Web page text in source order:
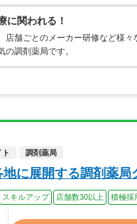
に関われる！
舗ごとのメーカー研修など様々
調剤薬局です。
調剤薬局
地に展開する調剤薬
スキルアップ 店舗数30以上 積極採